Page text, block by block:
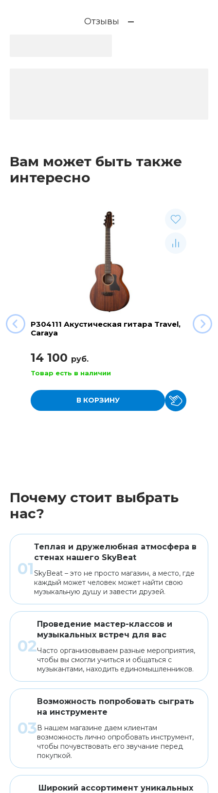
Отзывы
Вам может быть также
интересно
P304111 Акустическая гитара Travel,
Caraya
14 100 руб.
Товар есть в наличии
В КОРЗИНУ
Почему стоит выбрать
нас?
Теплая и дружелюбная атмосфера в
стенах нашего SkyBeat
SkyBeat – это не просто магазин, а место, где
каждый может человек может найти свою
музыкальную душу и завести друзей.
Проведение мастер-классов и
музыкальных встреч для вас
Часто организовываем разные мероприятия,
чтобы вы смогли учиться и общаться с
музыкантами, находить единомышленников.
Возможность попробовать сыграть
на инструменте
В нашем магазине даем клиентам
возможность лично опробовать инструмент,
чтобы почувствовать его звучание перед
покупкой.
Широкий ассортимент уникальных